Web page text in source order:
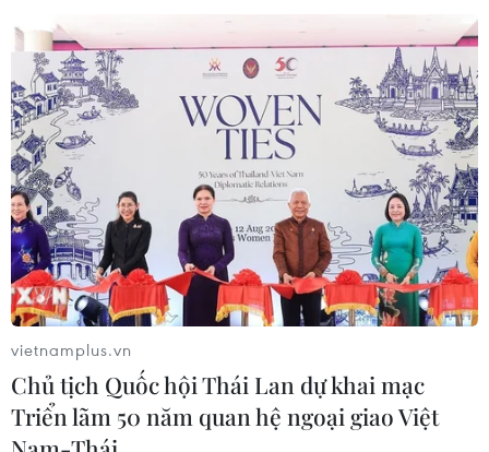
TIN CÙNG CHUYÊN MỤC
Các thương hiệu xe cao cấp của Đức
trong cuộc khủng hoảng lợi nhuận
04/08/2026 23:03
Bứt phá trước "tháng Ngâu": Hãng xe
đồng loạt bung chiêu kích cầu đa
dạng
04/08/2026 04:29
vietnamplus.vn
Chủ tịch Quốc hội Thái Lan dự khai mạc
Triển lãm 50 năm quan hệ ngoại giao Việt